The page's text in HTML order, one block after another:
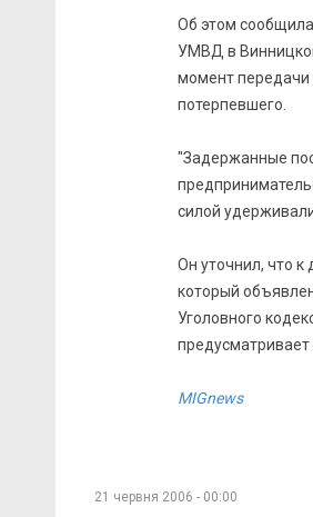
Об этом
УМВД в
момент передачи
потерпевшего.
"Задержанные
силой
Он уточнил, что
который
Уголовного
предусматривает
MIGnews
21 червня 2006 - 00:00